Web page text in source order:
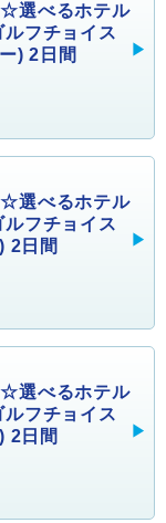
選べるホテル
フチョイス
) 2日間
選べるホテル
フチョイス
2日間
選べるホテル
フチョイス
2日間